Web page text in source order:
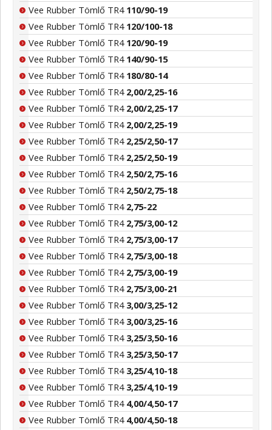
Vee Rubber Tömlő TR4 110/90-19
Vee Rubber Tömlő TR4 120/100-18
Vee Rubber Tömlő TR4 120/90-19
Vee Rubber Tömlő TR4 140/90-15
Vee Rubber Tömlő TR4 180/80-14
Vee Rubber Tömlő TR4 2,00/2,25-16
Vee Rubber Tömlő TR4 2,00/2,25-17
Vee Rubber Tömlő TR4 2,00/2,25-19
Vee Rubber Tömlő TR4 2,25/2,50-17
Vee Rubber Tömlő TR4 2,25/2,50-19
Vee Rubber Tömlő TR4 2,50/2,75-16
Vee Rubber Tömlő TR4 2,50/2,75-18
Vee Rubber Tömlő TR4 2,75-22
Vee Rubber Tömlő TR4 2,75/3,00-12
Vee Rubber Tömlő TR4 2,75/3,00-17
Vee Rubber Tömlő TR4 2,75/3,00-18
Vee Rubber Tömlő TR4 2,75/3,00-19
Vee Rubber Tömlő TR4 2,75/3,00-21
Vee Rubber Tömlő TR4 3,00/3,25-12
Vee Rubber Tömlő TR4 3,00/3,25-16
Vee Rubber Tömlő TR4 3,25/3,50-16
Vee Rubber Tömlő TR4 3,25/3,50-17
Vee Rubber Tömlő TR4 3,25/4,10-18
Vee Rubber Tömlő TR4 3,25/4,10-19
Vee Rubber Tömlő TR4 4,00/4,50-17
Vee Rubber Tömlő TR4 4,00/4,50-18